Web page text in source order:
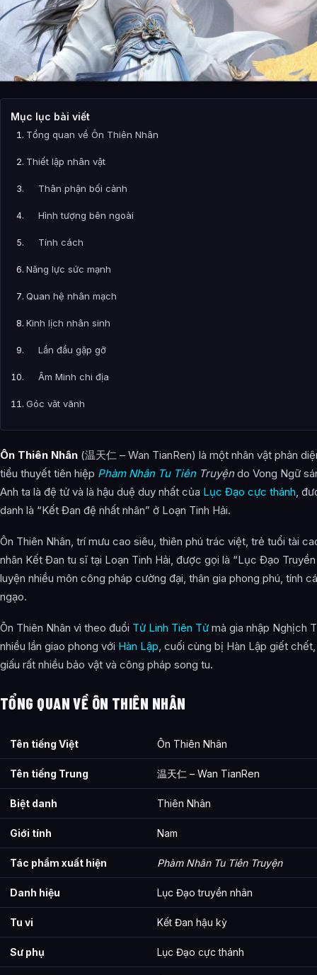
Mục lục bài viết
Tổng quan về Ôn Thiên Nhân
Thiết lập nhân vật
Thân phận bối cảnh
Hình tượng bên ngoài
Tính cách
Năng lực sức mạnh
Quan hệ nhân mạch
Kinh lịch nhân sinh
Lần đầu gặp gỡ
Âm Minh chi địa
Góc vặt vãnh
Ảnh về Ôn Thiên Nhân
Bài Viết Liên Quan
Câu Hỏi Thường Gặp
Ôn Thiên Nhân là ai?
Cảnh giới tu luyện của Ôn Thiên Nhân như thế nào?
Ôn Thiên Nhân xuất hiện trong tác phẩm nào?
Thông tin về Ôn Thiên Nhân được tổng hợp từ đâu?
Ôn Thiên Nhân (温天仁 – Wan TianRen) là một nhân vật phản
tiểu thuyết tiên hiệp Phàm Nhân Tu TiênTruyện do Vong Ngữ
Anh ta là đệ tử và là hậu duệ duy nhất của Lục Đạo cực thánh,
danh là “Kết Đan đệ nhất nhân” ở Loạn Tinh Hải.
Ôn Thiên Nhân, trí mưu cao siêu, thiên phú trác việt, trẻ tuổi tài
nhân Kết Đan tu sĩ tại Loạn Tinh Hải, được gọi là “Lục Đạo Truyền
luyện nhiều môn công pháp cường đại, thân gia phong phú, tính
ngạo.
Ôn Thiên Nhân vì theo đuổi Tử Linh Tiên Tử mà gia nhập Nghịch
nhiều lần giao phong với Hàn Lập, cuối cùng bị Hàn Lập giết
giấu rất nhiều bảo vật và công pháp song tu.
TỔNG QUAN VỀ ÔN THIÊN NHÂN
Tên tiếng Việt Ôn Thiên Nhân
Tên tiếng Trung 温天仁 – Wan TianRen
Biệt danh Thiên Nhân
Giới tính Nam
Tác phẩm xuất hiện Phàm Nhân Tu Tiên Truyện
Danh hiệu Lục Đạo truyền nhân
Tu vi Kết Đan hậu kỳ
Sư phụ Lục Đạo cực thánh